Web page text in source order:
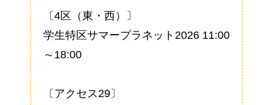
〔4区（東・西）〕
学生特区サマープラネット2026 11:00
～18:00
〔アクセス29〕